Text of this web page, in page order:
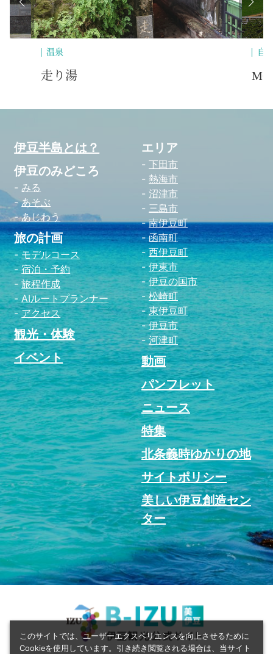
温泉
走り湯
自
このサイトでは、ユーザーエクスペリエンスを向上させるために
Cookieを使用しています。引き続き閲覧される場合は、当サイト
伊豆半島とは？
伊豆のみどころ
みる
あそぶ
あじわう
旅の計画
モデルコース
宿泊・予約
旅程作成
AIルートプランナー
アクセス
観光・体験
イベント
エリア
下田市
熱海市
沼津市
三島市
南伊豆町
函南町
西伊豆町
伊東市
伊豆の国市
松崎町
東伊豆町
伊豆市
河津町
動画
パンフレット
ニュース
特集
北条義時ゆかりの地
サイトポリシー
美しい伊豆創造セン
ター